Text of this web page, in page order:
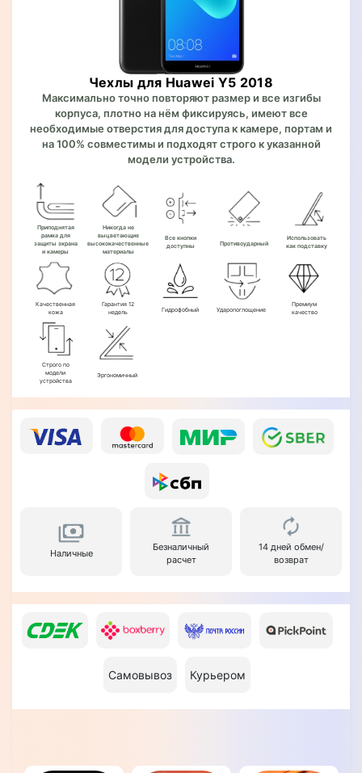
Чехлы для Huawei Y5 2018
Максимально точно повторяют размер и все изгибы
корпуса, плотно на нём фиксируясь, имеют все
необходимые отверстия для доступа к камере, портам и
на 100% совместимы и подходят строго к указанной
модели устройства.
Приподнятая
рамка для
защиты экрана
и камеры
Никогда не
выцветающие
высококачественные
материалы
Все кнопки
доступны
Противоударный
Использовать
как подставку
Качественная
кожа
Гарантия 12
недель
Гидрофобный Ударопоглощение
Премиум
качество
Строго по
модели
устройства
Эргономичный
Наличные
Безналичный
расчет
14 дней обмен/
возврат
Самовывоз Курьером